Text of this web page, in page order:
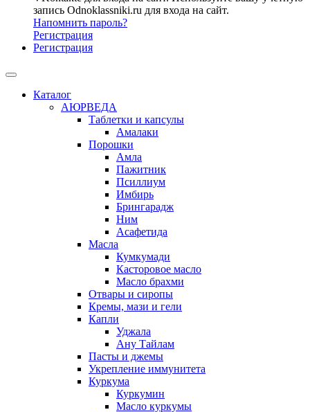
запись Odnoklassniki.ru для входа на сайт.
Напомнить пароль?
Регистрация
Регистрация
Каталог
АЮРВЕДА
Таблетки и капсулы
Амалаки
Порошки
Амла
Пажитник
Псиллиум
Имбирь
Брингарадж
Ним
Асафетида
Масла
Кумкумади
Касторовое масло
Масло брахми
Отвары и сиропы
Кремы, мази и гели
Капли
Уджала
Ану Тайлам
Пасты и джемы
Укрепление иммунитета
Куркума
Куркумин
Масло куркумы